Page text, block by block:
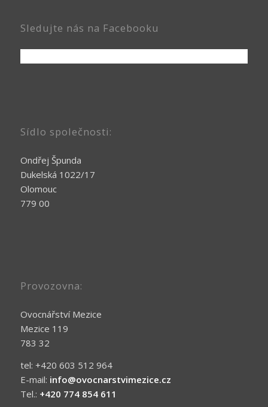
Sledujte nás na Facebooku
Sídlo společnosti:
Ondřej Špunda
Dukelská 1022/17
Olomouc
779 00
Provozovna:
Ovocnářství Mezice
Mezice 119
783 32
tel: +420 603 512 964
E-mail: info@ovocnarstvimezice.cz
Tel.: +420 774 854 611